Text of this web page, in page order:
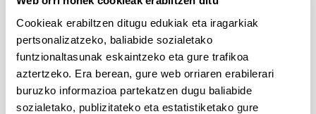
Cookieak erabiltzen ditugu edukiak eta iragarkiak
pertsonalizatzeko, baliabide sozialetako
funtzionaltasunak eskaintzeko eta gure trafikoa
aztertzeko. Era berean, gure web orriaren erabilerari
buruzko informazioa partekatzen dugu baliabide
sozialetako, publizitateko eta estatistiketako gure